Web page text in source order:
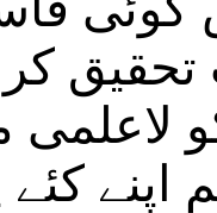
کر
لاعلمی
اپنے کئے